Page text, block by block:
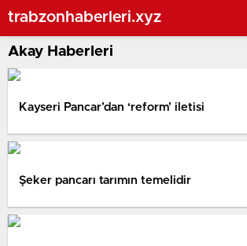
trabzonhaberleri.xyz
Akay Haberleri
Kayseri Pancar’dan ‘reform’ iletisi
Şeker pancarı tarımın temelidir